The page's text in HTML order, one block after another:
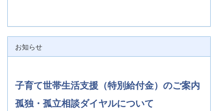
お知らせ
子育て世帯生活支援（特別給付金）のご案内
孤独・孤立相談ダイヤルについて